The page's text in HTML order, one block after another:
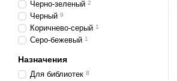
Черно-зеленый 2
Черный 9
Коричнево-серый 1
Серо-бежевый 1
Назначения
Для библиотек 8